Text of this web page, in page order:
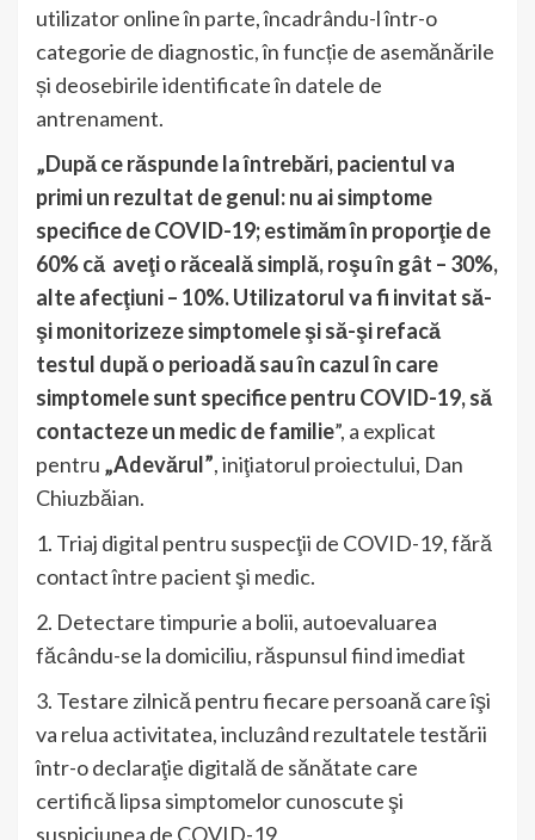
utilizator online în parte, încadrându-l într-o
categorie de diagnostic, în funcție de asemănările
și deosebirile identificate în datele de
antrenament.
„După ce răspunde la întrebări, pacientul va
primi un rezultat de genul: nu ai simptome
specifice de COVID-19; estimăm în proporţie de
60% că aveţi o răceală simplă, roşu în gât – 30%,
alte afecţiuni – 10%. Utilizatorul va fi invitat să-
şi monitorizeze simptomele şi să-şi refacă
testul după o perioadă sau în cazul în care
simptomele sunt specifice pentru COVID-19, să
contacteze un medic de familie”, a explicat
pentru „Adevărul”, iniţiatorul proiectului, Dan
Chiuzbăian.
1. Triaj digital pentru suspecţii de COVID-19, fără
contact între pacient şi medic.
2. Detectare timpurie a bolii, autoevaluarea
făcându-se la domiciliu, răspunsul fiind imediat
3. Testare zilnică pentru fiecare persoană care îşi
va relua activitatea, incluzând rezultatele testării
într-o declaraţie digitală de sănătate care
certifică lipsa simptomelor cunoscute şi
suspiciunea de COVID-19